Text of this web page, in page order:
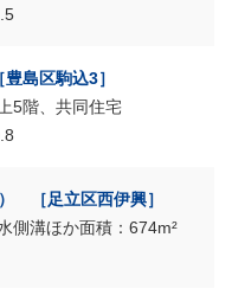
島区駒込3］
5階、共同住宅
［足立区西伊興］
側溝ほか
674m²